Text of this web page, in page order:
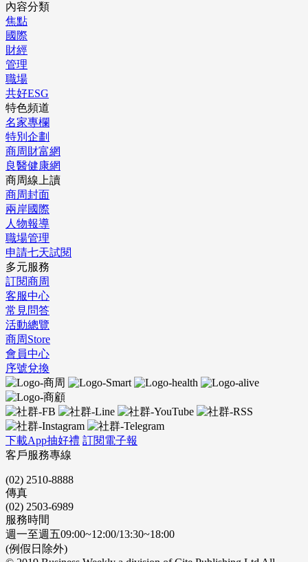
內容分類
焦點
國際
財經
管理
職場
共好ESG
特色頻道
名家專欄
特別企劃
商周財富網
良醫健康網
商周線上讀
商周封面
兩岸國際
人物報導
職場管理
申請七天試閱
多元服務
訂閱商周
客服中心
常見問答
活動總覽
商周Store
會員中心
序號兌換
下載App抽好禮 訂閱電子報
客戶服務專線
(02) 2510-8888
傳真
(02) 2503-6989
服務時間
週一至週五09:00~12:00/13:30~18:00
(例假日除外)